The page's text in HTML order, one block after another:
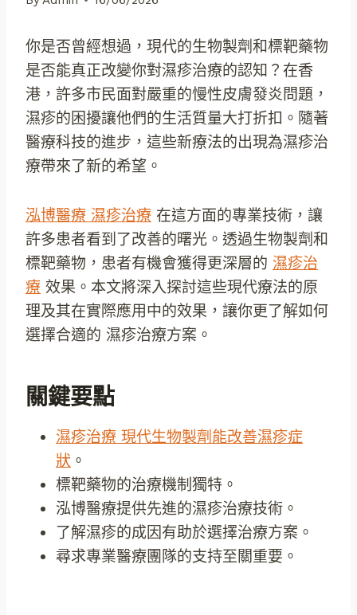
你是否曾經想過，現代的生物製劑和標靶藥物
是否能真正改變你對濕疹治療的認知？在香
港，許多市民面對嚴重的慢性皮膚發炎問題，
濕疹的困擾讓他們的生活質量大打折扣。隨著
醫療科技的進步，這些新療法的出現為濕疹治
療帶來了新的希望。
泓博醫療 濕疹治療 在這方面的專業技術，讓
許多患者看到了改善的曙光。透過生物製劑和
標靶藥物，患者有機會獲得更深層的 濕疹治
療 效果。本文將深入探討這些現代療法的原
理及其在實際應用中的效果，讓你更了解如何
選擇合適的 濕疹治療方案。
關鍵要點
濕疹治療 現代生物製劑能改善濕疹症
狀 。
標靶藥物的治療機制獨特。
泓博醫療提供先進的濕疹治療技術。
了解濕疹的成因有助於選擇治療方案。
尋求專業醫療團隊的支持至關重要。